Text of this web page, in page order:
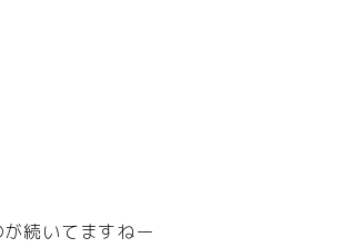
続いてますねー